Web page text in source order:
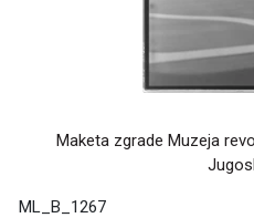
Maketa zgrade Muzeja
ML_B_1267